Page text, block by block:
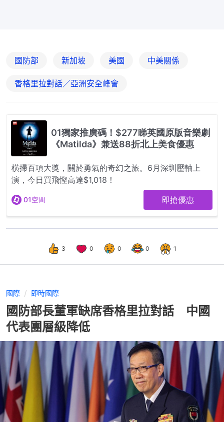
國防部 新加坡 美國 中美關係
香格里拉對話／亞洲安全峰會
3 0 0 0 1
國際 即時國際
國防部長董軍缺席香格里拉對話 中國
代表團層級降低